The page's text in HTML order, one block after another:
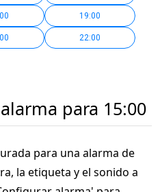
19:00
22:00
para 15:00
para una alarma de
la etiqueta y el sonido a